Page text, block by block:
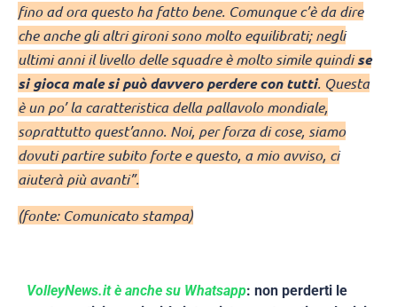
fino ad ora questo ha fatto bene. Comunque c’è da dire
che anche gli altri gironi sono molto equilibrati; negli
ultimi anni il livello delle squadre è molto simile quindise
si gioca male si può davvero perdere con tutti. Questa
è un po’ la caratteristica della pallavolo mondiale,
soprattutto quest’anno. Noi, per forza di cose, siamo
dovuti partire subito forte e questo, a mio avviso, ci
aiuterà più avanti”.
(fonte: Comunicato stampa)
VolleyNews.it è anche su Whatsapp: non perderti le